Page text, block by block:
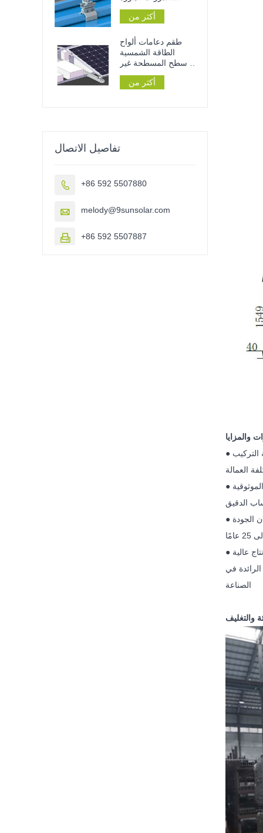
التركيب
الدقيق
الجودة
عالية
في
الصناعة
لتركيب الألواح
الشمسية على الأسطح
أكثر من
طقم دعامات ألواح
الطاقة الشمسية
للأسطح المسطحة غير
المخترقة
أكثر من
تفاصيل الاتصال
 +86 592 5507880
 melody@9sunsolar.com
 +86 592 5507887